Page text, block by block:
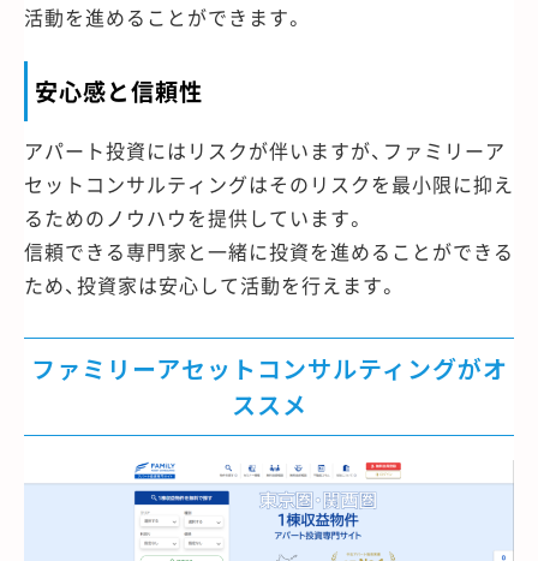
活動を進めることができます。
安心感と信頼性
アパート投資にはリスクが伴いますが、ファミリーア
セットコンサルティングはそのリスクを最小限に抑え
るためのノウハウを提供しています。
信頼できる専門家と一緒に投資を進めることができる
ため、投資家は安心して活動を行えます。
ファミリーアセットコンサルティングがオ
ススメ